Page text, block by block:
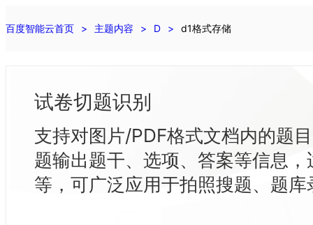
新
百度智能云首页 主题内容 D d1格式存储
试卷切题识别
支持对图片/PDF格式文档内的题
题输出题干、选项、答案等信息
等，可广泛应用于拍照搜题、题